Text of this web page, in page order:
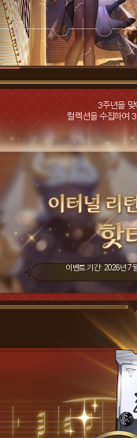
3주년을 맞
컬렉션을 수집하여
이벤트 기간: 2026년 7